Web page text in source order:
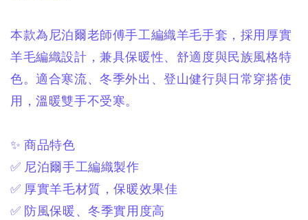
本款為尼泊爾老師傅手工編織羊毛手套， 採用厚實
羊毛編織設計，兼具保暖性、舒適度與民族風格特
色。適合寒流、冬季外出、登山健行與日常穿搭使
用，溫暖雙手不受寒。
✨ 商品特色
✅ 尼泊爾手工編織製作
✅ 厚實羊毛材質，保暖效果佳
✅ 防風保暖、冬季實用度高